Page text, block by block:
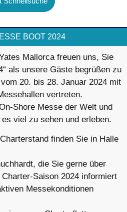
BOOT 2024
Mallorca freuen uns, Sie
als unsere Gäste begrüßen zu
20. bis 28. Januar 2024 mit
vertreten.
Shore Messe der Welt und
viel zu sehen und erleben.
finden Sie in Halle
die Sie gerne über
Saison 2024 informiert
Messekonditionen